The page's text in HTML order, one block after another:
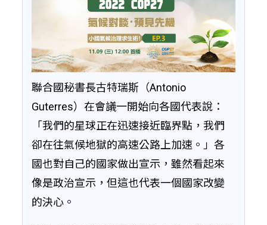
聯合國秘書長古特瑞斯（Antonio
Guterres）在會議一開始向各國代表說：
「我們的星球正在迅速接近臨界點，我們
卻在往氣候地獄的高速公路上加速。」各
國也對自己的國家做出宣示，雖然看起來
像是政治宣示，但這也代表一個國家改變
的決心。